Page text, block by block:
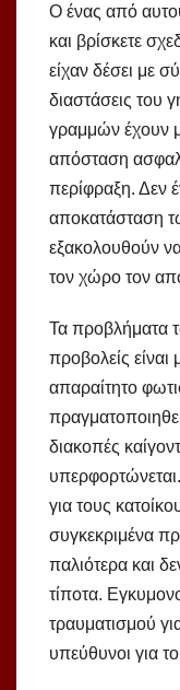
Ο ένας από
και βρίσκετε
είχαν δέσει με
διαστάσεις του
γραμμών έχουν
απόσταση
περίφραξη. Δεν
αποκατάσταση
εξακολουθούν να
τον χώρο τον
Τα προβλήματα
προβολείς είναι
απαραίτητο
διακοπές
για τους
συγκεκριμένα
παλιότερα και
τίποτα.
τραυματισμού
υπεύθυνοι για